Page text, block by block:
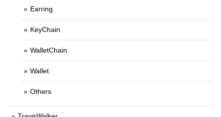
Earring
KeyChain
WalletChain
Wallet
Others